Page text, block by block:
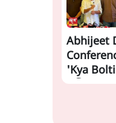
Abhijeet
'Kya